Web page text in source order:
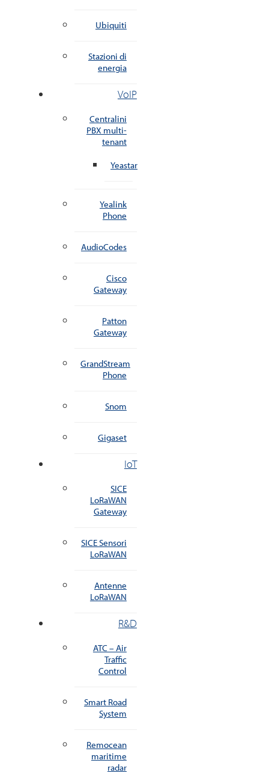
Ubiquiti
Stazioni di
energia
VoIP
Centralini
PBX multi-
tenant
Yeastar
Yealink
Phone
AudioCodes
Cisco
Gateway
Patton
Gateway
GrandStream
Phone
Snom
Gigaset
IoT
SICE
LoRaWAN
Gateway
SICE Sensori
LoRaWAN
Antenne
LoRaWAN
R&D
ATC – Air
Traffic
Control
Smart Road
System
Remocean
maritime
radar